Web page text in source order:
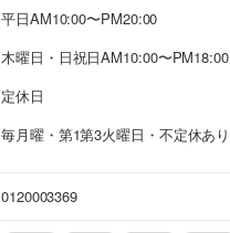
平日AM10:00〜PM20:00
木曜日・日祝日AM10:00〜PM18:00
定休日
毎月曜・第1第3火曜日・不定休あり
0120003369